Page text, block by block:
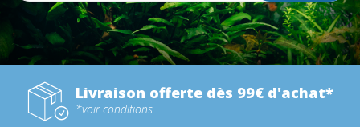
Livraison offerte dès 99€ d'achat*
*voir conditions